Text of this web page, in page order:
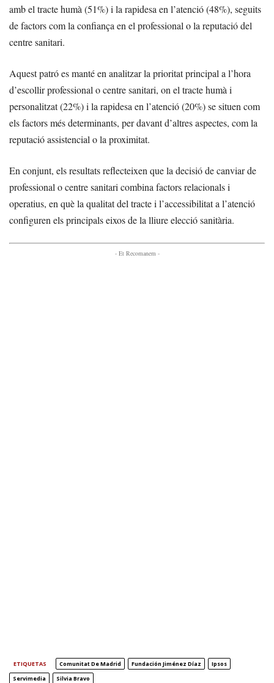
amb el tracte humà (51%) i la rapidesa en l’atenció (48%), seguits
de factors com la confiança en el professional o la reputació del
centre sanitari.
Aquest patró es manté en analitzar la prioritat principal a l’hora
d’escollir professional o centre sanitari, on el tracte humà i
personalitzat (22%) i la rapidesa en l’atenció (20%) se situen com
els factors més determinants, per davant d’altres aspectes, com la
reputació assistencial o la proximitat.
En conjunt, els resultats reflecteixen que la decisió de canviar de
professional o centre sanitari combina factors relacionals i
operatius, en què la qualitat del tracte i l’accessibilitat a l’atenció
configuren els principals eixos de la lliure elecció sanitària.
- Et Recomanem -
ETIQUETAS Comunitat De Madrid Fundación Jiménez Díaz
Ipsos
Servimedia
Silvia Bravo